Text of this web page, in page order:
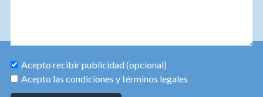
Acepto recibir publicidad (opcional)
Acepto las condiciones y términos legales